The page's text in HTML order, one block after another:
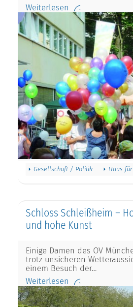
Weiterlesen
Gesellschaft / Politik Haus
Schloss Schleißheim –
und hohe Kunst
Einige Damen des OV
trotz unsicheren
einem Besuch der…
Weiterlesen